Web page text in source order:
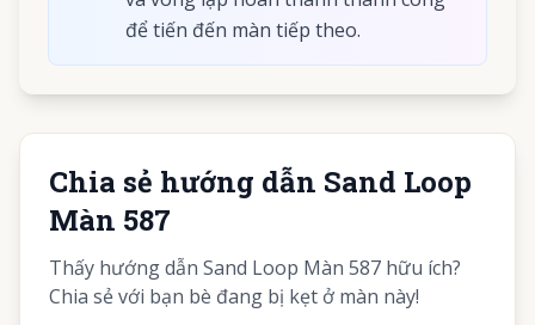
để tiến đến màn tiếp theo.
Chia sẻ hướng dẫn Sand Loop
Màn 587
Thấy hướng dẫn Sand Loop Màn 587 hữu ích?
Chia sẻ với bạn bè đang bị kẹt ở màn này!